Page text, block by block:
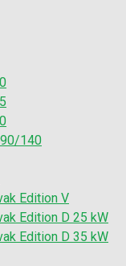
90/140
Edition V
Edition D 25 kW
Edition D 35 kW